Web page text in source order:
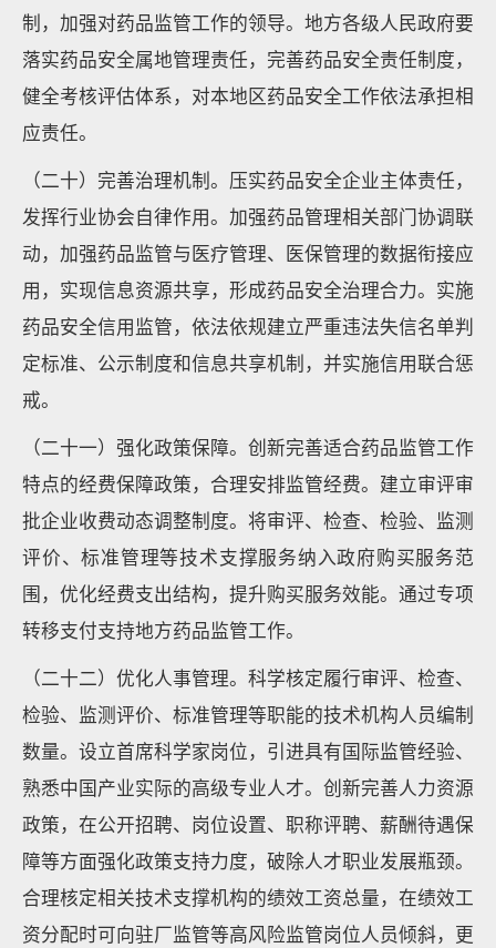
制，加强对药品监管工作的领导。地方各级人民政府要
落实药品安全属地管理责任，完善药品安全责任制度，
健全考核评估体系，对本地区药品安全工作依法承担相
应责任。
（二十）完善治理机制。压实药品安全企业主体责任，
发挥行业协会自律作用。加强药品管理相关部门协调联
动，加强药品监管与医疗管理、医保管理的数据衔接应
用，实现信息资源共享，形成药品安全治理合力。实施
药品安全信用监管，依法依规建立严重违法失信名单判
定标准、公示制度和信息共享机制，并实施信用联合惩
戒。
（二十一）强化政策保障。创新完善适合药品监管工作
特点的经费保障政策，合理安排监管经费。建立审评审
批企业收费动态调整制度。将审评、检查、检验、监测
评价、标准管理等技术支撑服务纳入政府购买服务范
围，优化经费支出结构，提升购买服务效能。通过专项
转移支付支持地方药品监管工作。
（二十二）优化人事管理。科学核定履行审评、检查、
检验、监测评价、标准管理等职能的技术机构人员编制
数量。设立首席科学家岗位，引进具有国际监管经验、
熟悉中国产业实际的高级专业人才。创新完善人力资源
政策，在公开招聘、岗位设置、职称评聘、薪酬待遇保
障等方面强化政策支持力度，破除人才职业发展瓶颈。
合理核定相关技术支撑机构的绩效工资总量，在绩效工
资分配时可向驻厂监管等高风险监管岗位人员倾斜，更